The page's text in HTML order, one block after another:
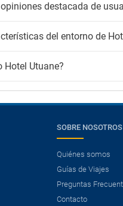
destacada de
del entorno de
Hotel Utuane?
SOBRE NOSOTROS
Quiénes somos
Guías de Viajes
Preguntas
Contacto